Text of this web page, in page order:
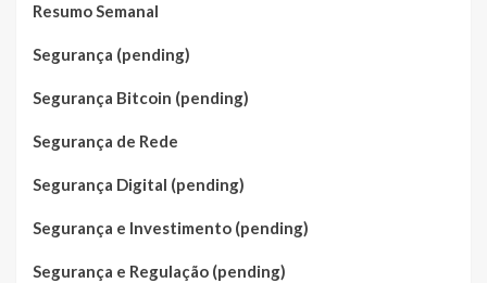
Resumo Semanal
Segurança (pending)
Segurança Bitcoin (pending)
Segurança de Rede
Segurança Digital (pending)
Segurança e Investimento (pending)
Segurança e Regulação (pending)